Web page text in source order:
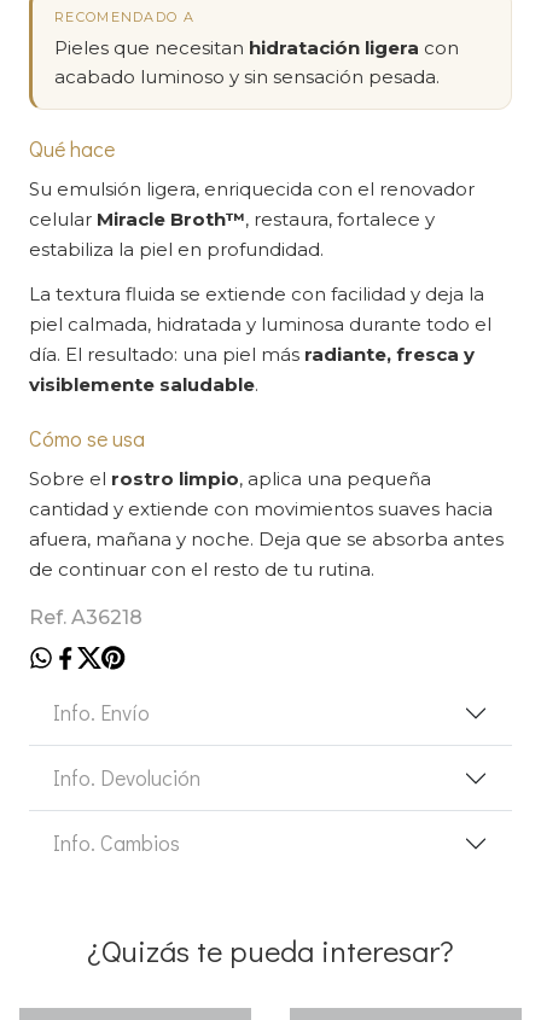
RECOMENDADO A
Pieles que necesitan hidratación ligera con
acabado luminoso y sin sensación pesada.
Qué hace
Su emulsión ligera, enriquecida con el renovador
celular Miracle Broth™, restaura, fortalece y
estabiliza la piel en profundidad.
La textura fluida se extiende con facilidad y deja la
piel calmada, hidratada y luminosa durante todo el
día. El resultado: una piel más radiante, fresca y
visiblemente saludable.
Cómo se usa
Sobre el rostro limpio, aplica una pequeña
cantidad y extiende con movimientos suaves hacia
afuera, mañana y noche. Deja que se absorba antes
de continuar con el resto de tu rutina.
Ref. A36218
Info. Envío
Info. Devolución
Info. Cambios
¿Quizás te pueda interesar?